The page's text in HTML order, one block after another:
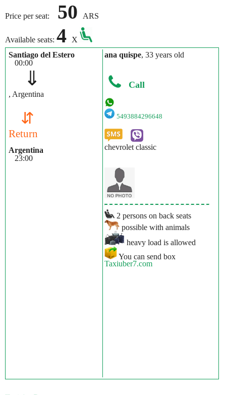
Price per seat: 50 ARS
Available seats: 4
X
Santiago del Estero
00:00
⇓
, Argentina
⇵
Return
Argentina
23:00
ana quispe, 33 years old
Call
5493884296648
chevrolet classic
2 persons on back seats
possible with animals
heavy load is allowed
You can send box
Taxiuber7.com